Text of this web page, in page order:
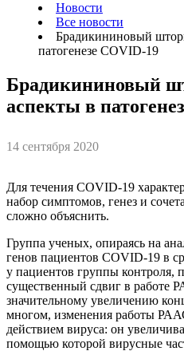
Новости
Все новости
Брадикининовый
патогенезе COVID-19
Брадикининовый
аспекты в
14 сентября 2020
Для течения COVID-19
набор симптомов, генез и
сложно объяснить.
Группа ученых, опираясь на
генов пациентов СOVID-19 в
у пациентов группы контроля,
существенный сдвиг в работе
значительному увеличению
многом, изменения работы
действием вируса: он
помощью которой вирусные